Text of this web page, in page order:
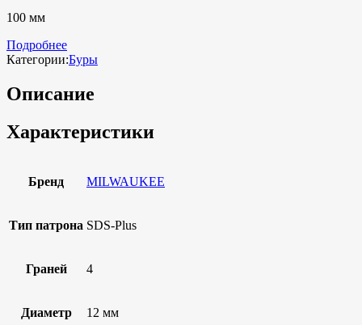
100 мм
Подробнее
Категории:Буры
Описание
Характеристики
Бренд MILWAUKEE
Тип патрона SDS-Plus
Граней 4
Диаметр 12 мм